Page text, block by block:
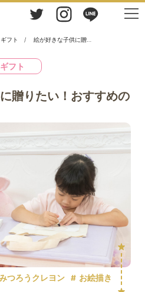
ギフト 絵が好きな子供に贈りたい！おすすめのプレゼント
ギフト
贈りたい！おすすめの
つろうクレヨン お絵描き